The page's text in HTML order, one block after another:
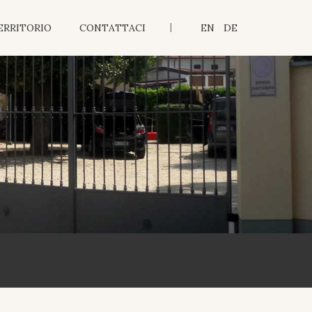
CONTATTACI | EN DE